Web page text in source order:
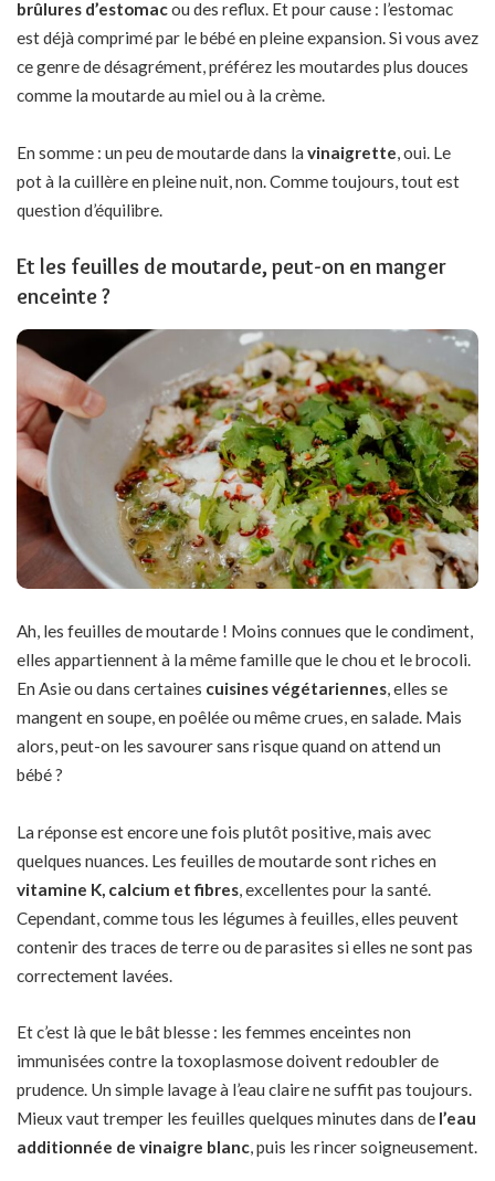
brûlures d’estomacou des reflux. Et pour cause : l’estomac
est déjà comprimé par le bébé en pleine expansion. Si vous avez
ce genre de désagrément, préférez les moutardes plus douces
comme la moutarde au miel ou à la crème.
En somme : un peu de moutarde dans la vinaigrette, oui. Le
pot à la cuillère en pleine nuit, non. Comme toujours, tout est
question d’équilibre.
Et les feuilles de moutarde, peut-on en manger
enceinte ?
Ah, les feuilles de moutarde ! Moins connues que le condiment,
elles appartiennent à la même famille que le chou et le brocoli.
En Asie ou dans certaines cuisines végétariennes, elles se
mangent en soupe, en poêlée ou même crues, en salade. Mais
alors, peut-on les savourer sans risque quand on attend un
bébé ?
La réponse est encore une fois plutôt positive, mais avec
quelques nuances. Les feuilles de moutarde sont riches en
vitamine K, calcium et fibres, excellentes pour la santé.
Cependant, comme tous les légumes à feuilles, elles peuvent
contenir des traces de terre ou de parasites si elles ne sont pas
correctement lavées.
Et c’est là que le bât blesse : les femmes enceintes non
immunisées contre la toxoplasmose doivent redoubler de
prudence. Un simple lavage à l’eau claire ne suffit pas toujours.
Mieux vaut tremper les feuilles quelques minutes dans de l’eau
additionnée de vinaigre blanc, puis les rincer soigneusement.